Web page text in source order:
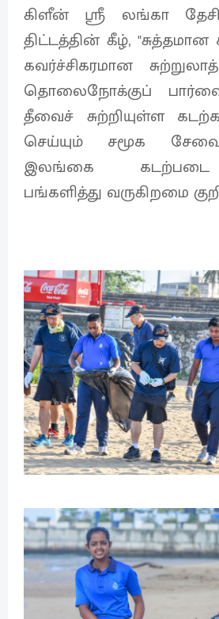
கிளீன் ஶ்ரீ லங்கா
திட்டத்தின் கீழ்,
கவர்ச்சிகரமான
தொலைநோக்குப்
தீவைச் சுற்றியுள்ள
செய்யும் சமூக சேவை
இலங்கை கடற்படை
பங்களித்து வருகிறமை